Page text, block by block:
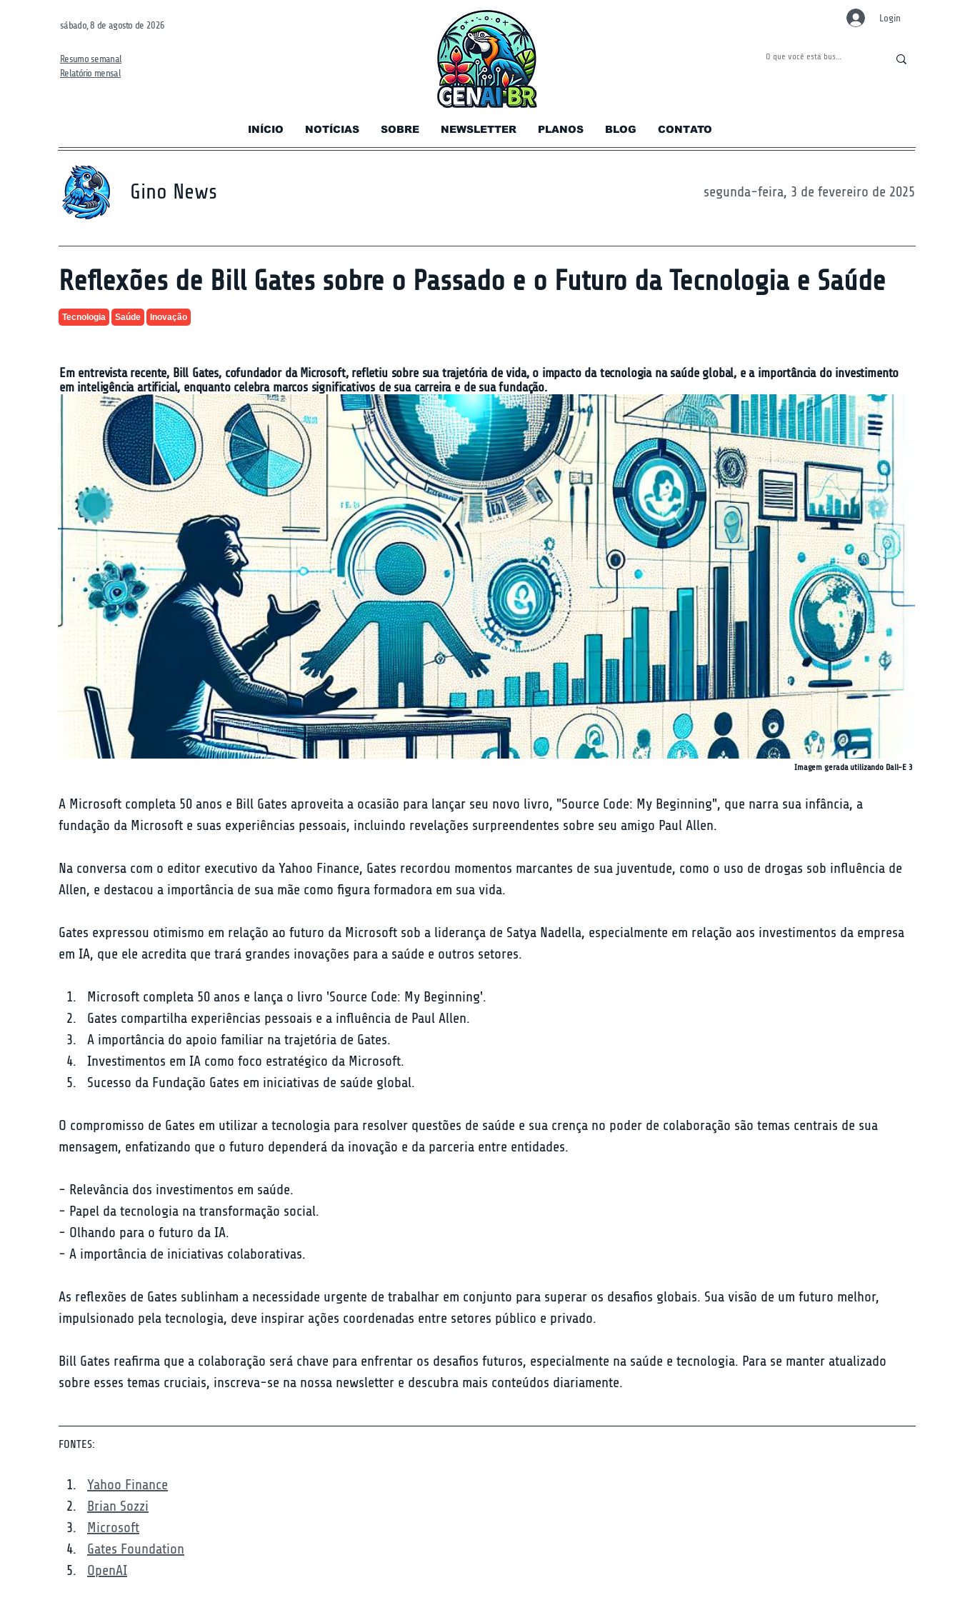
sábado, 8 de agosto de 2026
Resumo semanal
Relatório mensal
INÍCIO NOTÍCIAS SOBRE NEWSLETTER PLANOS BLOG CONTATO
Login
Gino News segunda-feira, 3 de fevereiro de 2025
Reflexões de Bill Gates sobre o Passado e o Futuro da Tecnologia e Saúde
Tecnologia Saúde Inovação
Em entrevista recente, Bill Gates, cofundador da Microsoft, refletiu sobre sua trajetória de vida, o impacto da tecnologia na saúde global, e a importância do investimento
em inteligência artificial, enquanto celebra marcos significativos de sua carreira e de sua fundação.
Imagem gerada utilizando Dall-E 3
A Microsoft completa 50 anos e Bill Gates aproveita a ocasião para lançar seu novo livro, "Source Code: My Beginning", que narra sua infância, a
fundação da Microsoft e suas experiências pessoais, incluindo revelações surpreendentes sobre seu amigo Paul Allen.
Na conversa com o editor executivo da Yahoo Finance, Gates recordou momentos marcantes de sua juventude, como o uso de drogas sob influência de
Allen, e destacou a importância de sua mãe como figura formadora em sua vida.
Gates expressou otimismo em relação ao futuro da Microsoft sob a liderança de Satya Nadella, especialmente em relação aos investimentos da empresa
em IA, que ele acredita que trará grandes inovações para a saúde e outros setores.
Microsoft completa 50 anos e lança o livro 'Source Code: My Beginning'.
Gates compartilha experiências pessoais e a influência de Paul Allen.
A importância do apoio familiar na trajetória de Gates.
Investimentos em IA como foco estratégico da Microsoft.
Sucesso da Fundação Gates em iniciativas de saúde global.
O compromisso de Gates em utilizar a tecnologia para resolver questões de saúde e sua crença no poder de colaboração são temas centrais de sua
mensagem, enfatizando que o futuro dependerá da inovação e da parceria entre entidades.
- Relevância dos investimentos em saúde.
- Papel da tecnologia na transformação social.
- Olhando para o futuro da IA.
- A importância de iniciativas colaborativas.
As reflexões de Gates sublinham a necessidade urgente de trabalhar em conjunto para superar os desafios globais. Sua visão de um futuro melhor,
impulsionado pela tecnologia, deve inspirar ações coordenadas entre setores público e privado.
Bill Gates reafirma que a colaboração será chave para enfrentar os desafios futuros, especialmente na saúde e tecnologia. Para se manter atualizado
sobre esses temas cruciais, inscreva-se na nossa newsletter e descubra mais conteúdos diariamente.
FONTES:
Yahoo Finance
Brian Sozzi
Microsoft
Gates Foundation
OpenAI